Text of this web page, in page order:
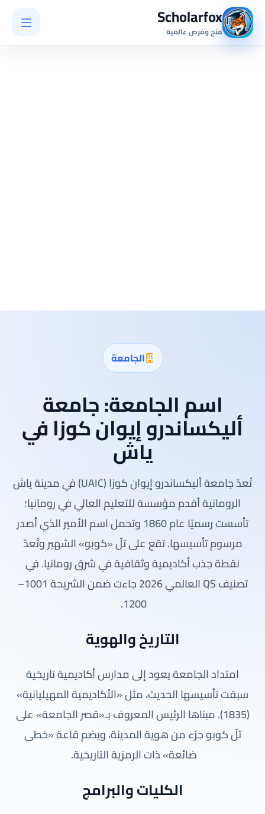
Scholarfox
منح وفرص عالمية
الجامعة
اسم الجامعة:جامعة
أليكساندرو إيوان كوزا في
ياش
تُعدّ جامعة أليكساندرو إيوان كوزا (UAIC) في مدينة ياش
الرومانية أقدم مؤسسة للتعليم العالي في رومانيا؛
تأسست رسميًا عام 1860 وتحمل اسم الأمير الذي أصدر
مرسوم تأسيسها. تقع على تلّ «كوبو» الشهير وتُعدّ
نقطة جذب أكاديمية وثقافية في شرق رومانيا. في
تصنيف QS العالمي 2026 جاءت ضمن الشريحة 1001–
1200.
التاريخ والهوية
امتداد الجامعة يعود إلى مدارس أكاديمية تاريخية
سبقت تأسيسها الحديث، مثل «الأكاديمية المهيليانية»
(1835). مبناها الرئيس المعروف بـ«قصر الجامعة» على
تلّ كوبو جزء من هوية المدينة، ويضم قاعة «خطى
ضائعة» ذات الرمزية التاريخية.
الكليات والبرامج